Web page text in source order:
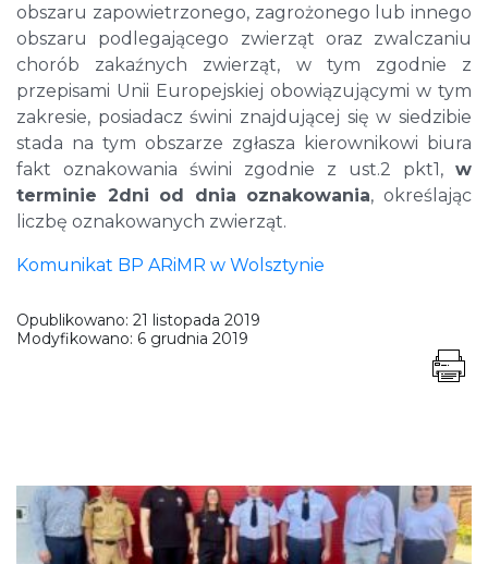
obszaru zapowietrzonego, zagrożonego lub innego
obszaru podlegającego zwierząt oraz zwalczaniu
chorób zakaźnych zwierząt, w tym zgodnie z
przepisami Unii Europejskiej obowiązującymi w tym
zakresie, posiadacz świni znajdującej się w siedzibie
stada na tym obszarze zgłasza kierownikowi biura
fakt oznakowania świni zgodnie z ust.2 pkt1, w
terminie 2dni od dnia oznakowania, określając
liczbę oznakowanych zwierząt.
Komunikat BP ARiMR w Wolsztynie
Opublikowano: 21 listopada 2019
Modyfikowano: 6 grudnia 2019